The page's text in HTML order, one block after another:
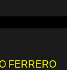
FERRERO